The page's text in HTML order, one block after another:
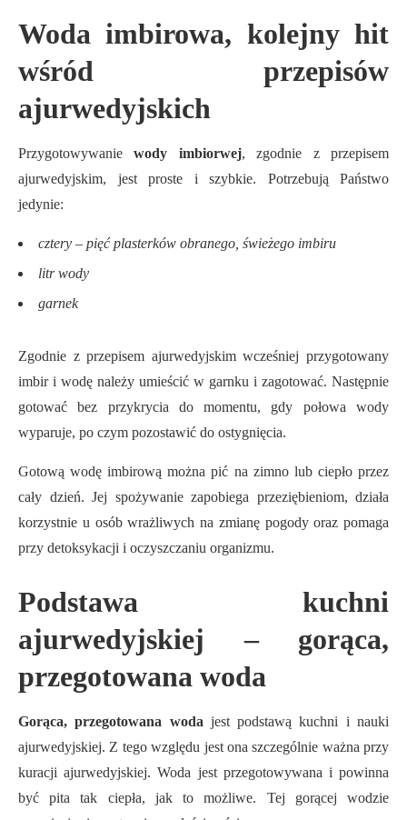
Woda imbirowa, kolejny hit
wśród przepisów
ajurwedyjskich
Przygotowywaniewody imbiorwej, zgodnie z przepisem
ajurwedyjskim, jest proste i szybkie. Potrzebują Państwo
jedynie:
cztery – pięć plasterków obranego, świeżego imbiru
litr wody
garnek
Zgodnie z przepisem ajurwedyjskim wcześniej przygotowany
imbir i wodę należy umieścić w garnku i zagotować. Następnie
gotować bez przykrycia do momentu, gdy połowa wody
wyparuje, po czym pozostawić do ostygnięcia.
Gotową wodę imbirową można pić na zimno lub ciepło przez
cały dzień. Jej spożywanie zapobiega przeziębieniom, działa
korzystnie u osób wrażliwych na zmianę pogody oraz pomaga
przy detoksykacji i oczyszczaniu organizmu.
Podstawa kuchni
ajurwedyjskiej – gorąca,
przegotowana woda
Gorąca, przegotowana woda jest podstawą kuchni i nauki
ajurwedyjskiej. Z tego względu jest ona szczególnie ważna przy
kuracji ajurwedyjskiej. Woda jest przegotowywana i powinna
być pita tak ciepła, jak to możliwe. Tej gorącej wodzie